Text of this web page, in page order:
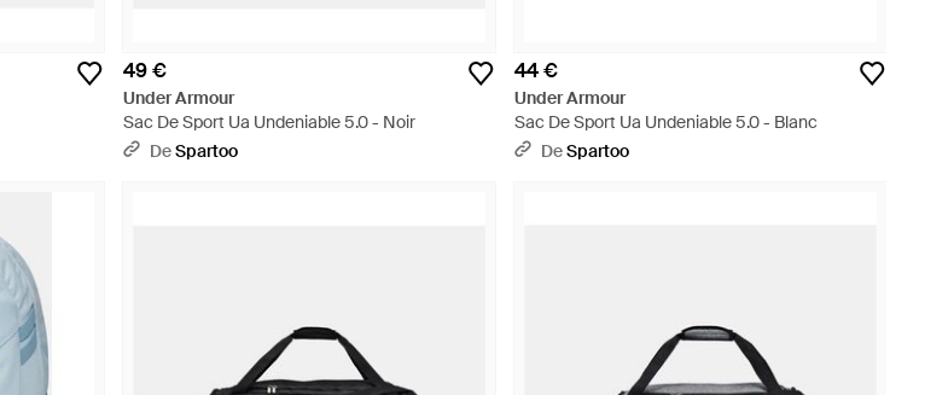
49 €
Under Armour
Sac De Sport Ua Undeniable 5.0 - Noir
DeSpartoo
44 €
Under Armour
Sac De Sport Ua Undeniable 5.0 - Blanc
DeSpartoo